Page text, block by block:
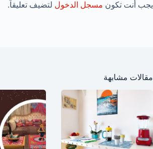
يجب أنت تكون مسجل الدخول لتضيف تعليقاً.
مقالات مشابهة